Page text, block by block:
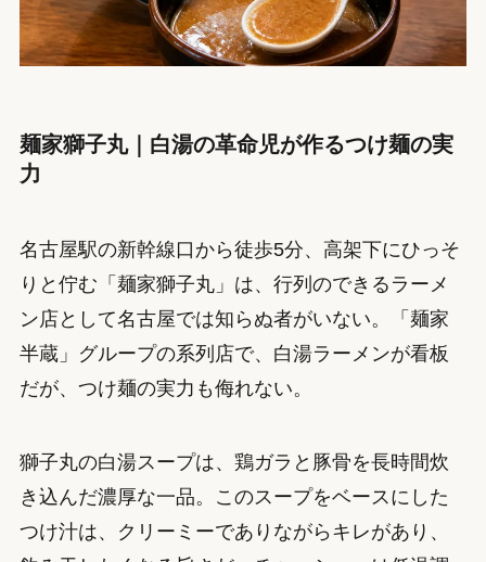
麺家獅子丸｜白湯の革命児が作るつけ麺の実
力
名古屋駅の新幹線口から徒歩5分、高架下にひっそ
りと佇む「麺家獅子丸」は、行列のできるラーメ
ン店として名古屋では知らぬ者がいない。「麺家
半蔵」グループの系列店で、白湯ラーメンが看板
だが、つけ麺の実力も侮れない。
獅子丸の白湯スープは、鶏ガラと豚骨を長時間炊
き込んだ濃厚な一品。このスープをベースにした
つけ汁は、クリーミーでありながらキレがあり、